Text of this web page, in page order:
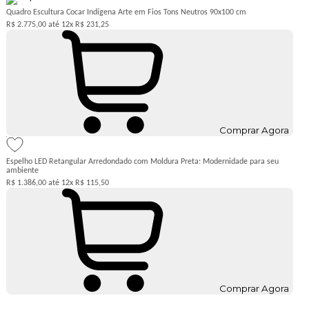
Quadro Escultura Cocar Indígena Arte em Fios Tons Neutros 90x100 cm
R$ 2.775,00
12x R$ 231,25
Comprar Agora
Espelho LED Retangular Arredondado com Moldura Preta: Modernidade para seu
ambiente
R$ 1.386,00
12x R$ 115,50
Comprar Agora